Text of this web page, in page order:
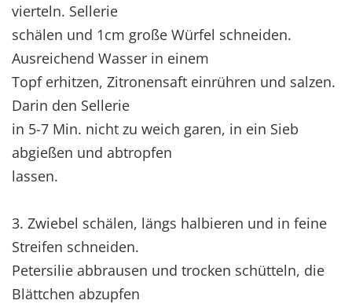
vierteln. Sellerie
schälen und 1cm große Würfel schneiden.
Ausreichend Wasser in einem
Topf erhitzen, Zitronensaft einrühren und salzen.
Darin den Sellerie
in 5-7 Min. nicht zu weich garen, in ein Sieb
abgießen und abtropfen
lassen.
3. Zwiebel schälen, längs halbieren und in feine
Streifen schneiden.
Petersilie abbrausen und trocken schütteln, die
Blättchen abzupfen